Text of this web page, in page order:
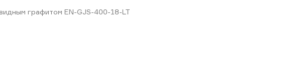
графитом EN-GJS-400-18-LT